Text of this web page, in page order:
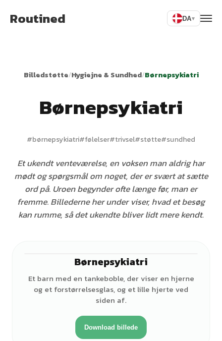
Routined DA▾
Billedstøtte/Hygiejne & Sundhed/Børnepsykiatri
Børnepsykiatri
#børnepsykiatri#følelser#trivsel#støtte#sundhed
Et ukendt venteværelse, en voksen man aldrig har
mødt og spørgsmål om noget, der er svært at sætte
ord på. Uroen begynder ofte længe før, man er
fremme. Billederne her under viser, hvad et besøg
kan rumme, så det ukendte bliver lidt mere kendt.
Børnepsykiatri
Et barn med en tankeboble, der viser en hjerne
og et forstørrelsesglas, og et lille hjerte ved
siden af.
Download billede